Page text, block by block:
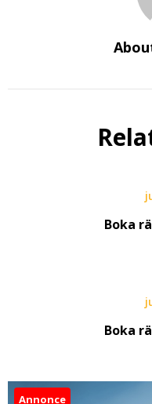
Boka
Boka
Annonce